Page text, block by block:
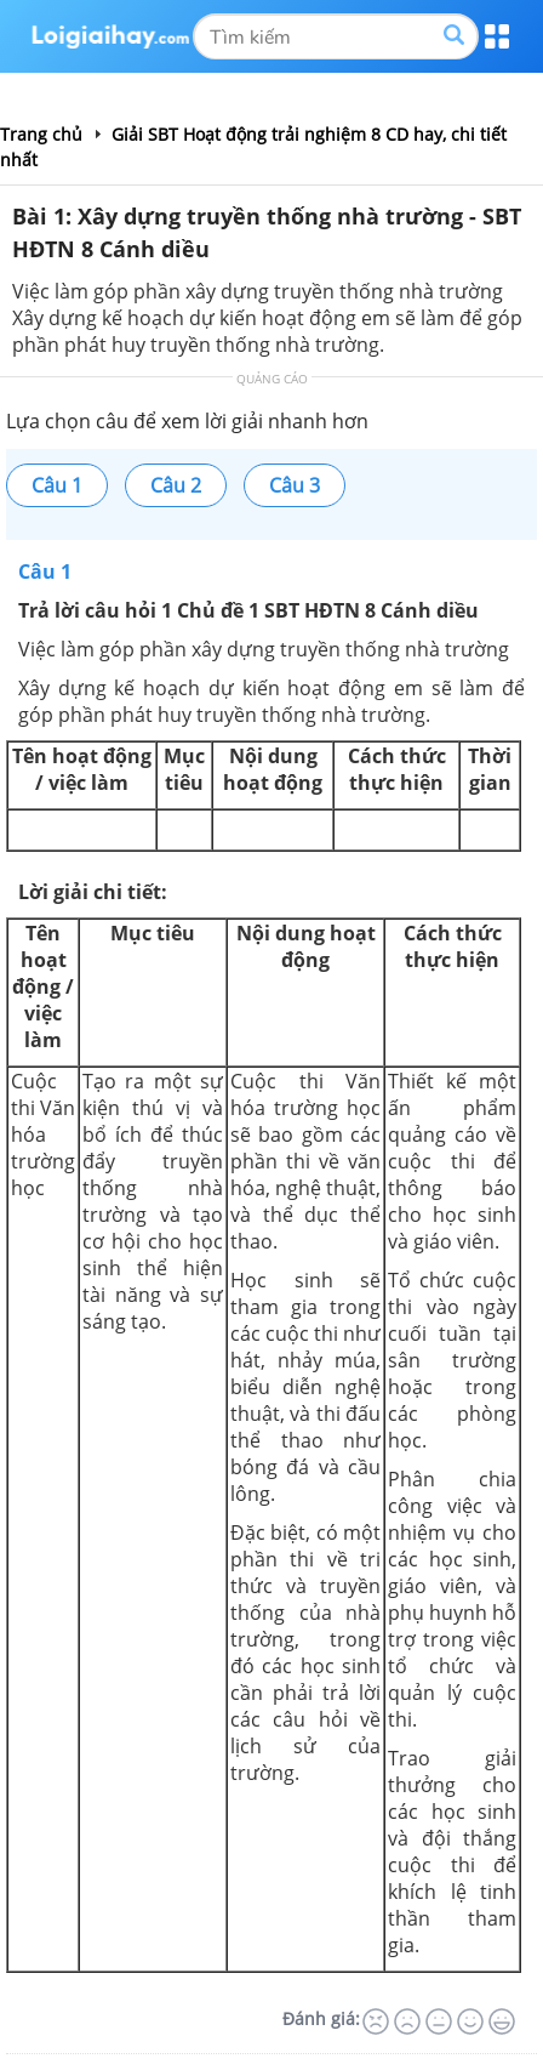
Trang chủ
Giải SBT Hoạt động trải nghiệm 8 CD hay, chi tiết
nhất
Bài 1: Xây dựng truyền thống nhà trường - SBT
HĐTN 8 Cánh diều
Việc làm góp phần xây dựng truyền thống nhà trường
Xây dựng kế hoạch dự kiến hoạt động em sẽ làm để góp
phần phát huy truyền thống nhà trường.
QUẢNG CÁO
Lựa chọn câu để xem lời giải nhanh hơn
Câu 1 Câu 2 Câu 3
Câu 1
Trả lời câu hỏi 1 Chủ đề 1 SBT HĐTN 8 Cánh diều
Việc làm góp phần xây dựng truyền thống nhà trường
Xây dựng kế hoạch dự kiến hoạt động em sẽ làm để
góp phần phát huy truyền thống nhà trường.
Tên hoạt động
/ việc làm
Mục
tiêu
Nội dung
hoạt động
Cách thức
thực hiện
Thời
gian
Lời giải chi tiết:
Tên
hoạt
động /
việc
làm
Mục tiêu
Nội dung hoạt
động
Cách thức
thực hiện
Cuộc
thi Văn
hóa
trường
học
Tạo ra một sự
kiện thú vị và
bổ ích để thúc
đẩy truyền
thống nhà
trường và tạo
cơ hội cho học
sinh thể hiện
tài năng và sự
sáng tạo.
Cuộc thi Văn
hóa trường học
sẽ bao gồm các
phần thi về văn
hóa, nghệ thuật,
và thể dục thể
thao.
Học sinh sẽ
tham gia trong
các cuộc thi như
hát, nhảy múa,
biểu diễn nghệ
thuật, và thi đấu
thể thao như
bóng đá và cầu
lông.
Đặc biệt, có một
phần thi về tri
thức và truyền
thống của nhà
trường, trong
đó các học sinh
cần phải trả lời
các câu hỏi về
lịch sử của
trường.
Thiết kế một
ấn phẩm
quảng cáo về
cuộc thi để
thông báo
cho học sinh
và giáo viên.
Tổ chức cuộc
thi vào ngày
cuối tuần tại
sân trường
hoặc trong
các phòng
học.
Phân chia
công việc và
nhiệm vụ cho
các học sinh,
giáo viên, và
phụ huynh hỗ
trợ trong việc
tổ chức và
quản lý cuộc
thi.
Trao giải
thưởng cho
các học sinh
và đội thắng
cuộc thi để
khích lệ tinh
thần tham
gia.
Đánh giá: